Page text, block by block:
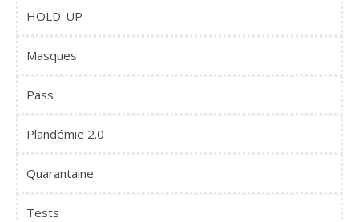
HOLD-UP
Masques
Pass
Plandémie 2.0
Quarantaine
Tests